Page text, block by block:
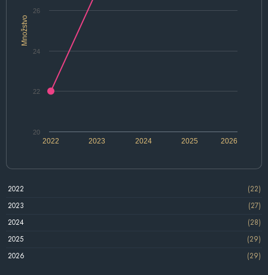
Množstvo
2022 2024 2026
2023 2025
20
22
24
26
2022
(22)
2023
(27)
2024
(28)
2025
(29)
2026
(29)